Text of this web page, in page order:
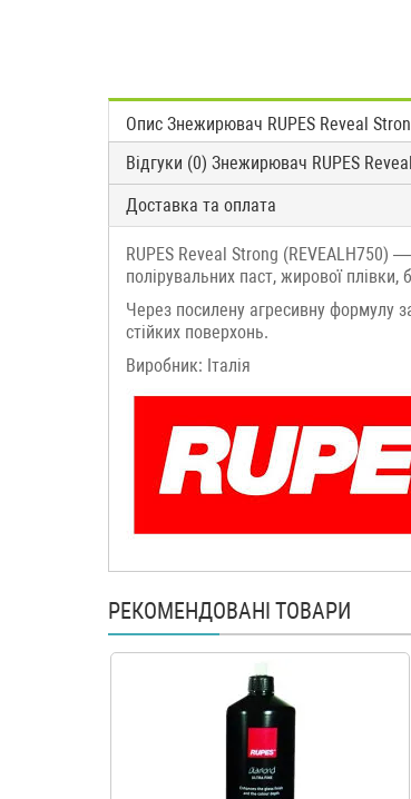
Опис Знежирювач RUPES Reveal
Відгуки (0) Знежирювач RUPES
Доставка та оплата
RUPES Reveal Strong (REVEALH750)
полірувальних паст, жирової плівки,
Через посилену агресивну формулу
стійких поверхонь.
Виробник: Італія
РЕКОМЕНДОВАНІ ТОВАРИ